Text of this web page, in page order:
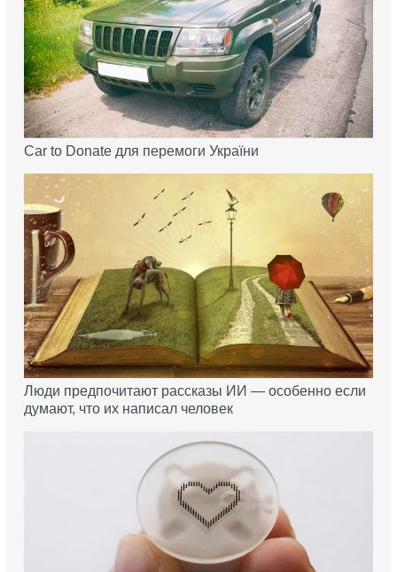
Car to Donate для перемоги України
Люди предпочитают рассказы ИИ — особенно если
думают, что их написал человек